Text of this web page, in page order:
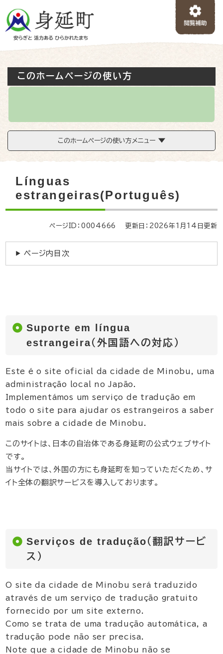
ー
先
このホームページの使い方
このホームページの使い方メニュー
Línguas
estrangeiras(Português)
ページID：0004666 更新日：2026年1月14日更新
ページ内目次
Suporte em língua
estrangeira（外国語への対応）
Este é o site oficial da cidade de Minobu, uma
administração local no Japão.
Implementámos um serviço de tradução em
todo o site para ajudar os estrangeiros a saber
mais sobre a cidade de Minobu.
このサイトは、日本の自治体である身延町の公式ウェブサイト
です。
当サイトでは、外国の方にも身延町を知っていただくため、サ
イト全体の翻訳サービスを導入しております。
Serviços de tradução（翻訳サービ
ス）
O site da cidade de Minobu será traduzido
através de um serviço de tradução gratuito
fornecido por um site externo.
Como se trata de uma tradução automática, a
tradução pode não ser precisa.
Note que a cidade de Minobu não se